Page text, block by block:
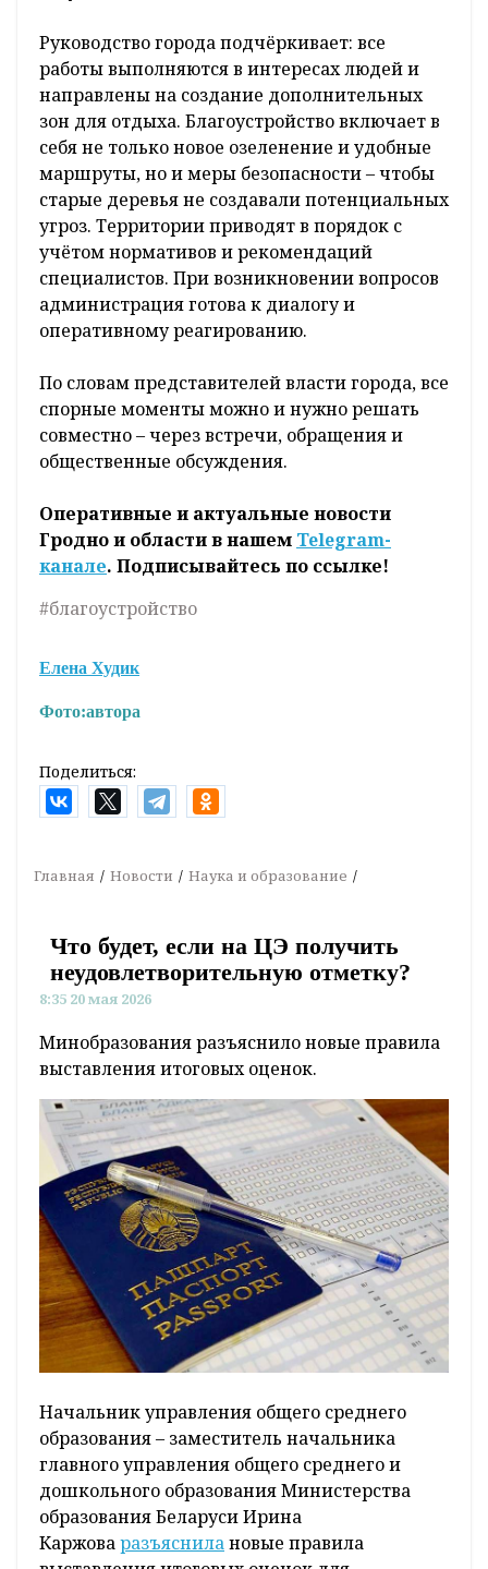
Руководство города подчёркивает: все
работы выполняются в интересах людей и
направлены на создание дополнительных
зон для отдыха. Благоустройство включает в
себя не только новое озеленение и удобные
маршруты, но и меры безопасности – чтобы
старые деревья не создавали потенциальных
угроз. Территории приводят в порядок с
учётом нормативов и рекомендаций
специалистов. При возникновении вопросов
администрация готова к диалогу и
оперативному реагированию.
По словам представителей власти города, все
спорные моменты можно и нужно решать
совместно – через встречи, обращения и
общественные обсуждения.
Оперативные и актуальные новости
Гродно и области в нашем Telegram-
канале. Подписывайтесь по ссылке!
#благоустройство
Елена Худик
Фото:автора
Поделиться:
Главная Новости Наука и образование
Что будет, если на ЦЭ получить
неудовлетворительную отметку?
8:35 20 мая 2026
Минобразования разъяснило новые правила
выставления итоговых оценок.
Начальник управления общего среднего
образования – заместитель начальника
главного управления общего среднего и
дошкольного образования Министерства
образования Беларуси Ирина
Каржоваразъяснилановые правила